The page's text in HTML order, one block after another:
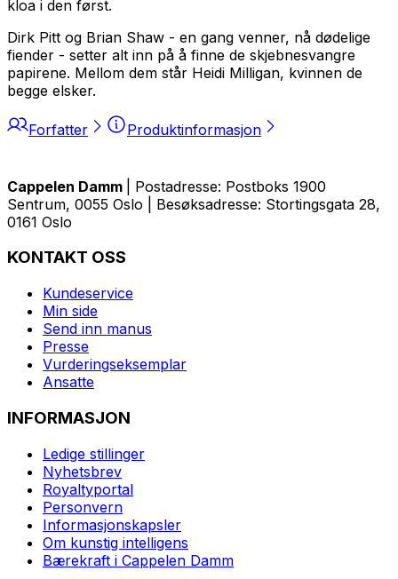
kloa i den først.
Dirk Pitt og Brian Shaw - en gang venner, nå dødelige
fiender - setter alt inn på å finne de skjebnesvangre
papirene. Mellom dem står Heidi Milligan, kvinnen de
begge elsker.
Forfatter Produktinformasjon
Cappelen Damm
| Postadresse: Postboks 1900
Sentrum, 0055 Oslo | Besøksadresse: Stortingsgata 28,
0161 Oslo
KONTAKT OSS
Kundeservice
Min side
Send inn manus
Presse
Vurderingseksemplar
Ansatte
INFORMASJON
Ledige stillinger
Nyhetsbrev
Royaltyportal
Personvern
Informasjonskapsler
Om kunstig intelligens
Bærekraft i Cappelen Damm